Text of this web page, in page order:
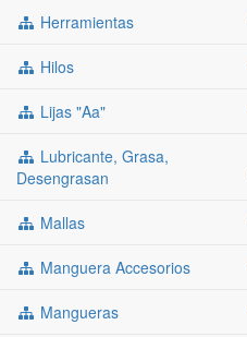
Herramientas
Hilos
Lijas "aa"
Lubricante, Grasa,
Desengrasan
Mallas
Manguera Accesorios
Mangueras